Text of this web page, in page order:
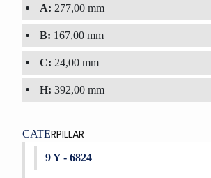
A: 277,00 mm
B: 167,00 mm
C: 24,00 mm
H: 392,00 mm
CATERPILLAR
9 Y - 6824